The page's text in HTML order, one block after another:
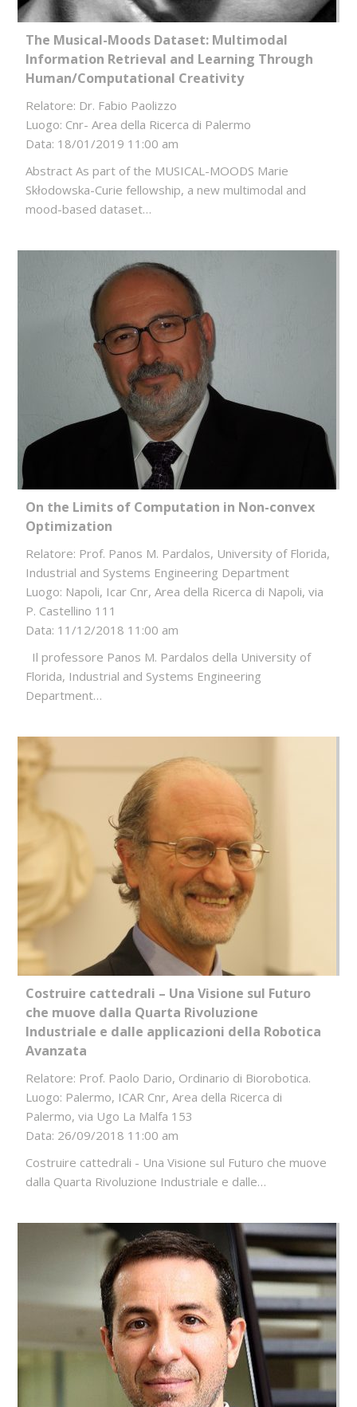
The Musical-Moods Dataset: Multimodal
Information Retrieval and Learning Through
Human/Computational Creativity
Relatore: Dr. Fabio Paolizzo
Luogo: Cnr- Area della Ricerca di Palermo
Data: 18/01/2019 11:00 am
Abstract As part of the MUSICAL-MOODS Marie
Skłodowska-Curie fellowship, a new multimodal and
mood-based dataset…
On the Limits of Computation in Non-convex
Optimization
Relatore: Prof. Panos M. Pardalos, University of Florida,
Industrial and Systems Engineering Department
Luogo: Napoli, Icar Cnr, Area della Ricerca di Napoli, via
P. Castellino 111
Data: 11/12/2018 11:00 am
Il professore Panos M. Pardalos della University of
Florida, Industrial and Systems Engineering
Department…
Costruire cattedrali – Una Visione sul Futuro
che muove dalla Quarta Rivoluzione
Industriale e dalle applicazioni della Robotica
Avanzata
Relatore: Prof. Paolo Dario, Ordinario di Biorobotica.
Luogo: Palermo, ICAR Cnr, Area della Ricerca di
Palermo, via Ugo La Malfa 153
Data: 26/09/2018 11:00 am
Costruire cattedrali - Una Visione sul Futuro che muove
dalla Quarta Rivoluzione Industriale e dalle…